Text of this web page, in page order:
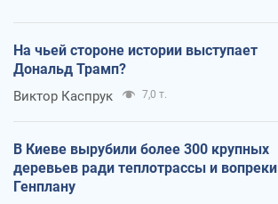
На чьей стороне истории выступает
Дональд Трамп?
Виктор Каспрук 7,0 т.
В Киеве вырубили более 300 крупных
деревьев ради теплотрассы и вопреки
Генплану